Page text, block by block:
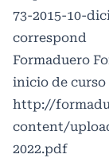
73-2015-10-
correspond
Formaduero
inicio de curso
http://
content/
2022.pdf